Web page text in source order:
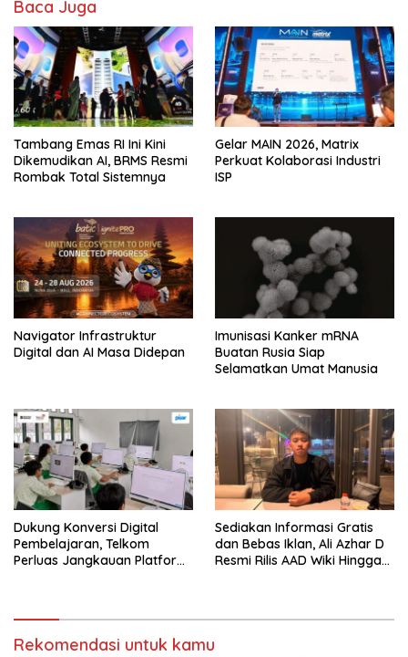
Baca Juga
Tambang Emas RI Ini Kini
Dikemudikan AI, BRMS Resmi
Rombak Total Sistemnya
Gelar MAIN 2026, Matrix
Perkuat Kolaborasi Industri
ISP
Navigator Infrastruktur
Digital dan AI Masa Didepan
Imunisasi Kanker mRNA
Buatan Rusia Siap
Selamatkan Umat Manusia
Dukung Konversi Digital
Pembelajaran, Telkom
Perluas Jangkauan Platform
Sediakan Informasi Gratis
dan Bebas Iklan, Ali Azhar D
Resmi Rilis AAD Wiki Hingga
Rekomendasi untuk kamu